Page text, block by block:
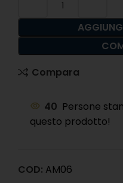
Compara
40 Persone
questo prodotto!
COD: AM06